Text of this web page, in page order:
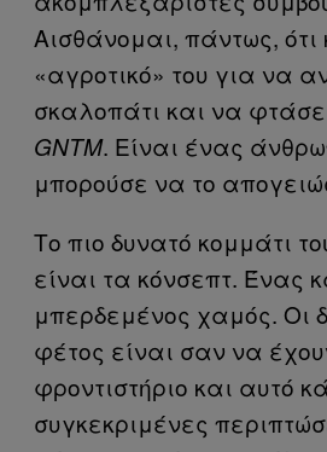
Αισθάνομαι, πάντως, ότι
«αγροτικό» του για να
σκαλοπάτι και να
GNTM. Είναι ένας
μπορούσε να το
Το πιο δυνατό κομμάτι
είναι τα κόνσεπτ. Ένας
μπερδεμένος χαμός. Οι
φέτος είναι σαν να
φροντιστήριο και αυτό
συγκεκριμένες